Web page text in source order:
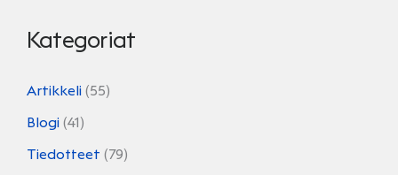
Kategoriat
Artikkeli (55)
Blogi (41)
Tiedotteet (79)